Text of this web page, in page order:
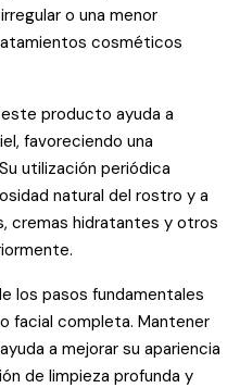
o una menor
cosméticos
producto ayuda a
favoreciendo una
utilización periódica
natural del rostro y a
cremas hidratantes y otros
los pasos fundamentales
facial completa. Mantener
a mejorar su apariencia
de limpieza profunda y